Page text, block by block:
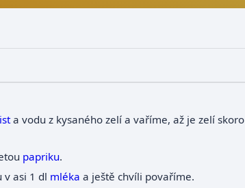
a vodu z kysaného zelí a vaříme, až je zelí skoro
papriku.
v asi 1 dl mléka a ještě chvíli povaříme.